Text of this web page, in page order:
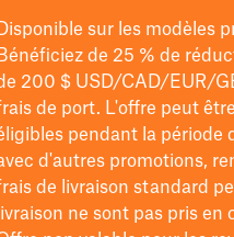
Disponible sur les modèles
Bénéficiez de 25 % de
200 $USD/CAD/EUR/
de port. L'offre peut
pendant la période
d'autres promotions,
de livraison standard
livraison ne sont pas pris